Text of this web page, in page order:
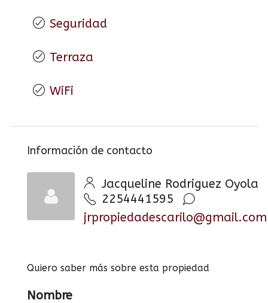
Seguridad
Terraza
WiFi
Información de contacto
Jacqueline Rodriguez Oyola
2254441595
jrpropiedadescarilo@gmail.com
Quiero saber más sobre esta propiedad
Nombre